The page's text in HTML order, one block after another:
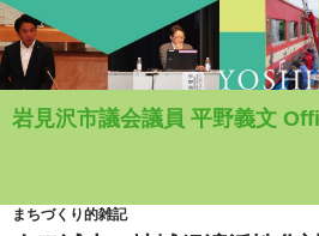
岩見沢市議会議員 平野義文
ン
まちづくり的雑記